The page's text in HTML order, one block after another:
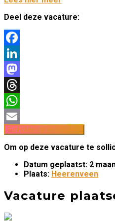
Deel deze vacature:
Facebook
LinkedIn
Mastodon
Threads
WhatsApp
Email
Om op deze vacature te
Datum geplaatst: 2
Plaats: Heerenveen
Vacature